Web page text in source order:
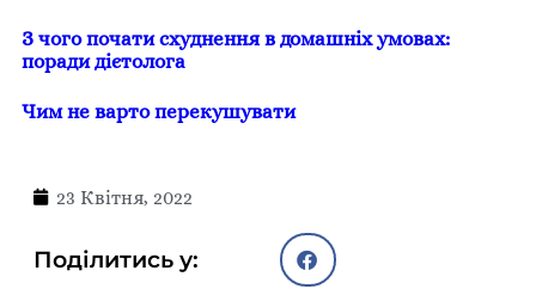
З чого почати схуднення в домашніх умовах:
поради дієтолога
Чим не варто перекушувати
23 Квітня, 2022
Поділитись у: